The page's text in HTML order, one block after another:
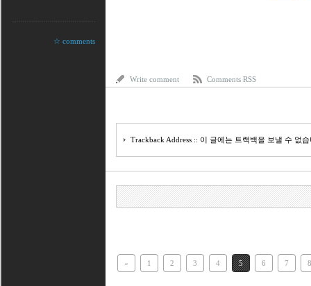
☆ comments
Write comment Comments RSS
Trackback Address :: 이 글에는 트랙백을 보낼 수 없
« 1 2 3 4 5 6 7 8